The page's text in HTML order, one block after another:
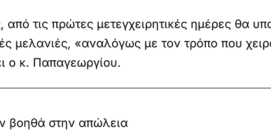
τις πρώτες μετεγχειρητικές ημέρες θα
μελανιές, «αναλόγως με τον τρόπο που
ο κ. Παπαγεωργίου.
βοηθά στην απώλεια